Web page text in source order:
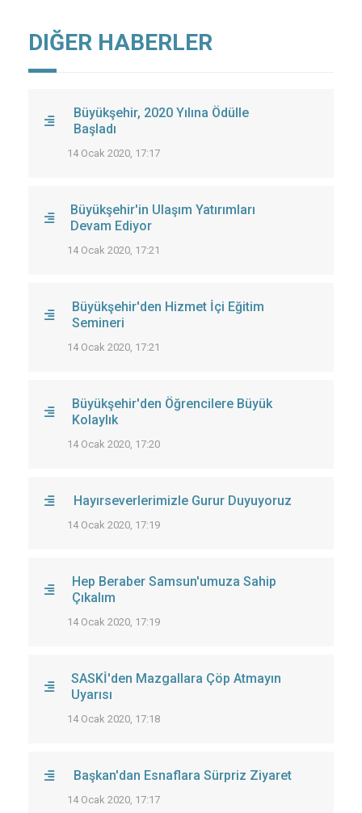
DIĞER HABERLER
Büyükşehir, 2020 Yılına Ödülle
Başladı
14 Ocak 2020, 17:17
Büyükşehir'in Ulaşım Yatırımları
Devam Ediyor
14 Ocak 2020, 17:21
Büyükşehir'den Hizmet İçi Eğitim
Semineri
14 Ocak 2020, 17:21
Büyükşehir'den Öğrencilere Büyük
Kolaylık
14 Ocak 2020, 17:20
Hayırseverlerimizle Gurur Duyuyoruz
14 Ocak 2020, 17:19
Hep Beraber Samsun'umuza Sahip
Çıkalım
14 Ocak 2020, 17:19
SASKİ'den Mazgallara Çöp Atmayın
Uyarısı
14 Ocak 2020, 17:18
Başkan'dan Esnaflara Sürpriz Ziyaret
14 Ocak 2020, 17:17